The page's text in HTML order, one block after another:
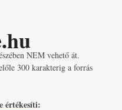
NEM vehető át.
300 karakterig a forrás
értékesíti: